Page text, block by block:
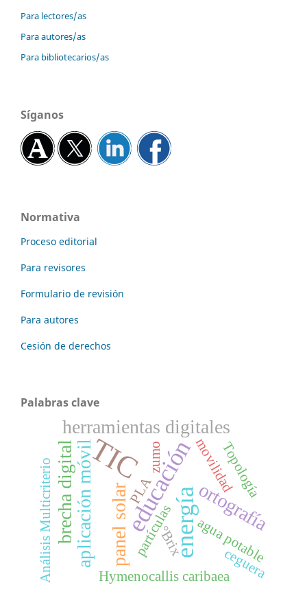
Para lectores/as
Para autores/as
Para bibliotecarios/as
Síganos
Normativa
Proceso editorial
Para revisores
Formulario de revisión
Para autores
Cesión de derechos
Palabras clave
TIC
energía
educación
panel solar
aplicación móvil
herramientas digitales
ortografía
brecha digital partículas
Hymenocallis caribaea
agua potable
movilidad
PLA Topología
Análisis Multicriterio ceguera
zumo
°Brix